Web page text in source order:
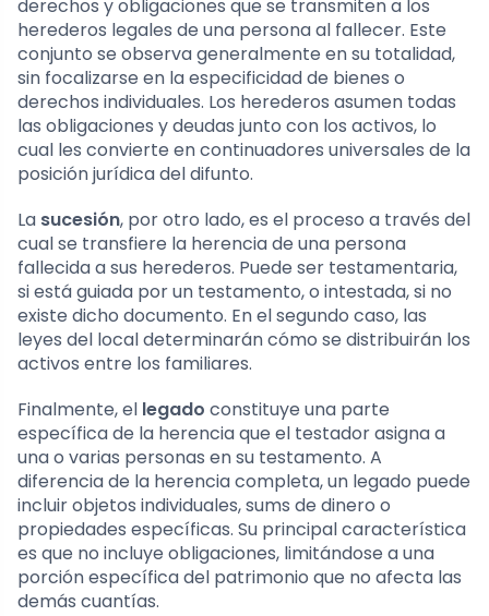
derechos y obligaciones que se transmiten a los
herederos legales de una persona al fallecer. Este
conjunto se observa generalmente en su totalidad,
sin focalizarse en la especificidad de bienes o
derechos individuales. Los herederos asumen todas
las obligaciones y deudas junto con los activos, lo
cual les convierte en continuadores universales de la
posición jurídica del difunto.
La sucesión, por otro lado, es el proceso a través del
cual se transfiere la herencia de una persona
fallecida a sus herederos. Puede ser testamentaria,
si está guiada por un testamento, o intestada, si no
existe dicho documento. En el segundo caso, las
leyes del local determinarán cómo se distribuirán los
activos entre los familiares.
Finalmente, el legado constituye una parte
específica de la herencia que el testador asigna a
una o varias personas en su testamento. A
diferencia de la herencia completa, un legado puede
incluir objetos individuales, sums de dinero o
propiedades específicas. Su principal característica
es que no incluye obligaciones, limitándose a una
porción específica del patrimonio que no afecta las
demás cuantías.